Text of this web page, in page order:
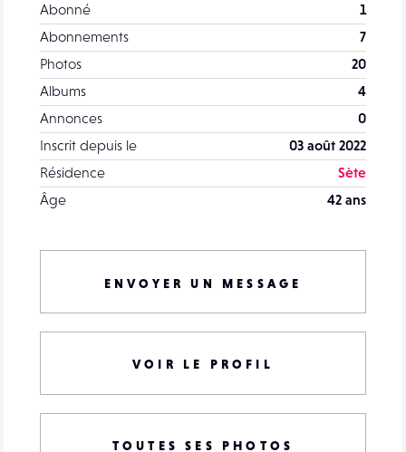
Abonné
1
Abonnements
7
Photos
20
Albums
4
Annonces
0
Inscrit depuis le
03 août 2022
Résidence
Sète
Âge
42 ans
ENVOYER UN MESSAGE
VOIR LE PROFIL
TOUTES SES PHOTOS